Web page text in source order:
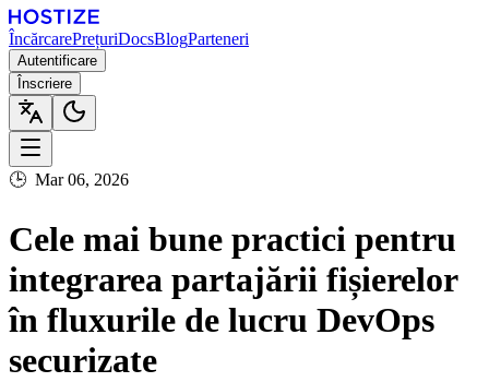
ÎncărcarePrețuriDocsBlogParteneri
Autentificare
Înscriere
🕒 Mar 06, 2026
Cele mai bune practici pentru
integrarea partajării fișierelor
în fluxurile de lucru DevOps
securizate